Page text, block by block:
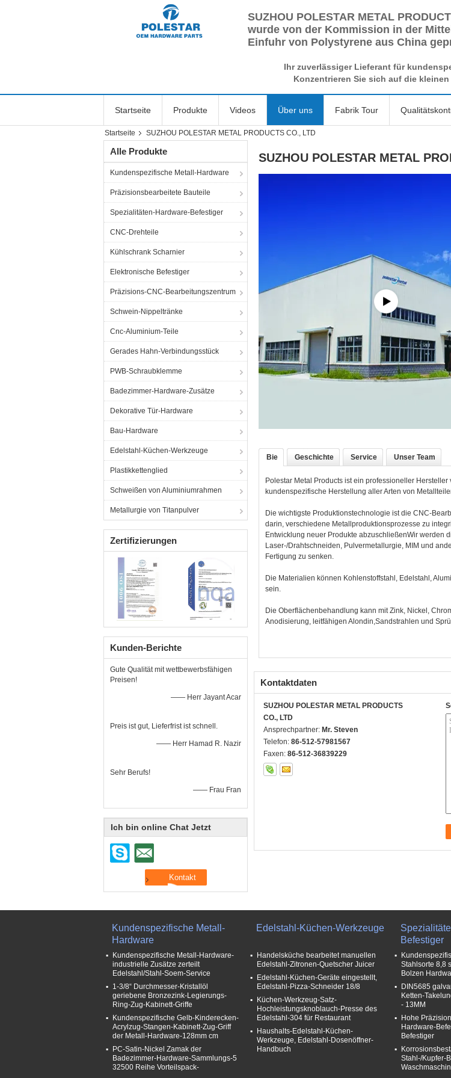
SUZHOU POLESTAR METAL
wurde von der Kommission in der
Einfuhr von Polystyrene aus China
Ihr zuverlässiger Lieferant für
Konzentrieren Sie sich auf die kleinen
Startseite Produkte Videos Über uns Fabrik Tour
Startseite SUZHOU POLESTAR METAL PRODUCTS CO., LTD
Alle Produkte
Kundenspezifische Metall-Hardware
Präzisionsbearbeitete Bauteile
Spezialitäten-Hardware-Befestiger
CNC-Drehteile
Kühlschrank Scharnier
Elektronische Befestiger
Präzisions-CNC-Bearbeitungszentrum
Schwein-Nippeltränke
Cnc-Aluminium-Teile
Gerades Hahn-Verbindungsstück
PWB-Schraubklemme
Badezimmer-Hardware-Zusätze
Dekorative Tür-Hardware
Bau-Hardware
Edelstahl-Küchen-Werkzeuge
Plastikkettenglied
Schweißen von Aluminiumrahmen
Metallurgie von Titanpulver
Zertifizierungen
Kunden-Berichte
Gute Qualität mit wettbewerbsfähigen
Preisen!
—— Herr Jayant Acar
Preis ist gut, Lieferfrist ist schnell.
—— Herr Hamad R. Nazir
Sehr Berufs!
—— Frau Fran
Ich bin online Chat Jetzt
SUZHOU POLESTAR METAL
Bie Geschichte Service Unser Team
Polestar Metal Products ist ein professioneller
kundenspezifische Herstellung aller Arten von
Die wichtigste Produktionstechnologie ist die CNC-
darin, verschiedene Metallproduktionsprozesse zu
Entwicklung neuer Produkte abzuschließenWir werden
Laser-/Drahtschneiden, Pulvermetallurgie, MIM und
Fertigung zu senken.
Die Materialien können Kohlenstoffstahl, Edelstahl,
sein.
Die Oberflächenbehandlung kann mit Zink, Nickel,
Anodisierung, leitfähigen Alondin,Sandstrahlen und
Kontaktdaten
SUZHOU POLESTAR METAL PRODUCTS
CO., LTD
Ansprechpartner: Mr. Steven
Telefon: 86-512-57981567
Faxen: 86-512-36839229
Kundenspezifische Metall-
Hardware
Kundenspezifische Metall-Hardware-
industrielle Zusätze zerteilt
Edelstahl/Stahl-Soem-Service
1-3/8“ Durchmesser-Kristallöl
geriebene Bronzezink-Legierungs-
Ring-Zug-Kabinett-Griffe
Kundenspezifische Gelb-Kinderecken-
Acrylzug-Stangen-Kabinett-Zug-Griff
der Metall-Hardware-128mm cm
PC-Satin-Nickel Zamak der
Badezimmer-Hardware-Sammlungs-5
32500 Reihe Vorteilspack-
Edelstahl-Küchen-Werkzeuge
Handelsküche bearbeitet manuellen
Edelstahl-Zitronen-Quetscher Juicer
Edelstahl-Küchen-Geräte eingestellt,
Edelstahl-Pizza-Schneider 18/8
Küchen-Werkzeug-Satz-
Hochleistungsknoblauch-Presse des
Edelstahl-304 für Restaurant
Haushalts-Edelstahl-Küchen-
Werkzeuge, Edelstahl-Dosenöffner-
Handbuch
Befestiger
Stahlsorte 8,8
Bolzen
DIN5685
Ketten-
- 13MM
Hohe
Hardware-
Befestiger
Stahl-/Kupfer-